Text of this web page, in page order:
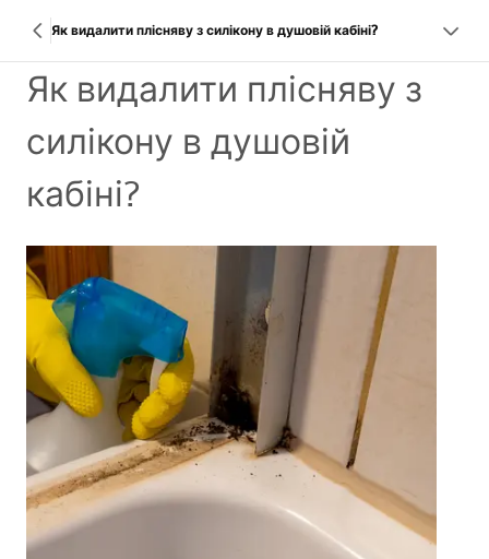
Як видалити плісняву з силікону в душовій кабіні?
Як видалити плісняву з
силікону в душовій
кабіні?